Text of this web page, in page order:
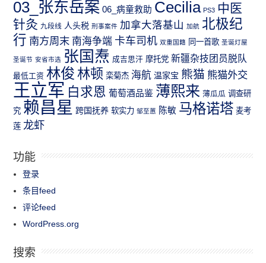
03_张东岳案 06_病童救助 Cecilia PS3 中医
针灸 九段线 人头税 刑事案件 加拿大落基山 加航 北极纪
行 南方周末 南海争端 卡车司机 双重国籍 同一首歌 圣诞灯屋
圣诞节 安省市选 张国焘 成吉思汗 摩托党 新疆杂技团员脱队
最低工资 林俊 林顿 栾菊杰 海航 温家宝 熊猫 熊猫外交
王立军 白求恩 葡萄酒品鉴 薄熙来 薄瓜瓜 调查研
究 赖昌星 跨国抚养 软实力 邹至蕙 陈敏 马格诺塔 麦考
莲 龙虾
功能
登录
条目feed
评论feed
WordPress.org
搜索